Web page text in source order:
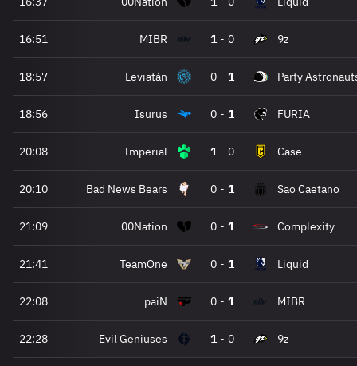
16:51 MIBR 1 - 0 9z
18:57 Leviatán 0 - 1 Party
18:56 Isurus 0 - 1 FURIA
20:08 Imperial 1 - 0 Case
20:10 Bad News Bears 0 - 1 Sao Caetano
21:09 00Nation 0 - 1 Complexity
21:41 TeamOne 0 - 1 Liquid
22:08 paiN 0 - 1 MIBR
22:28 Evil Geniuses 1 - 0 9z